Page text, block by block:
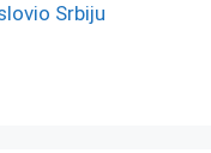
Srbiju